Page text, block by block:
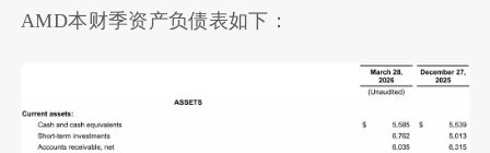
AMD本财季资产负债表如下：